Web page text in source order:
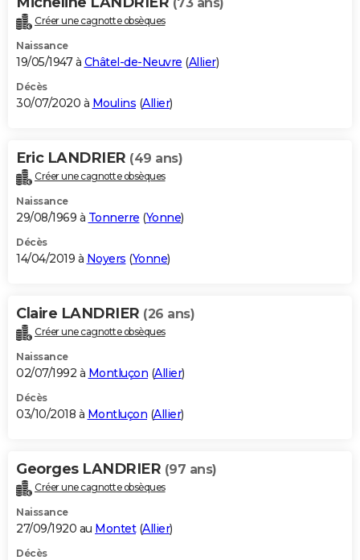
Créer une cagnotte obsèques
Naissance
19/05/1947 à Châtel-de-Neuvre (Allier)
Décès
30/07/2020 à Moulins (Allier)
Eric LANDRIER (49 ans)
Créer une cagnotte obsèques
Naissance
29/08/1969 à Tonnerre (Yonne)
Décès
14/04/2019 à Noyers (Yonne)
Claire LANDRIER (26 ans)
Créer une cagnotte obsèques
Naissance
02/07/1992 à Montluçon (Allier)
Décès
03/10/2018 à Montluçon (Allier)
Georges LANDRIER (97 ans)
Créer une cagnotte obsèques
Naissance
27/09/1920 au Montet(Allier)
Décès